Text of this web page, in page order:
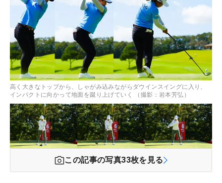
高く大きなトップから、しゃがみ込みながらダウインスイングに入り、
インパクトに向かって地面を蹴り上げていく （撮影：岩本芳弘）
この記事の写真33枚を見る